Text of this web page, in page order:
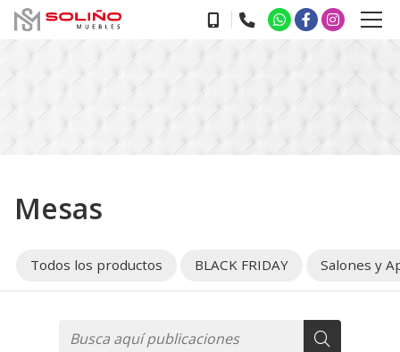
Mesas
Todos los productos BLACK FRIDAY Salones y